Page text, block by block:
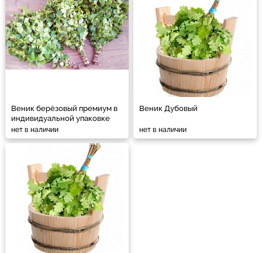
Веник берёзовый премиум в
индивидуальной упаковке
нет в наличии
Веник Дубовый
нет в наличии